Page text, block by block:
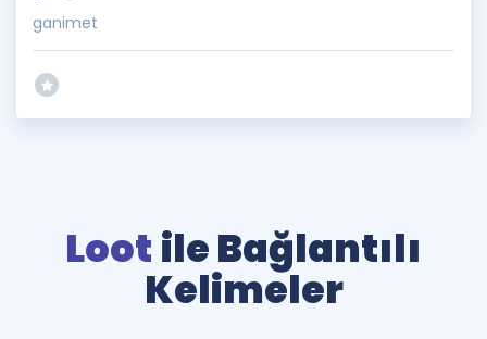
ganimet
Loot ile Bağlantılı
Kelimeler